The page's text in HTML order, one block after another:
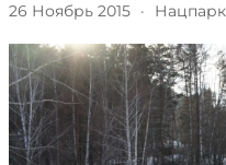
26 Ноябрь 2015 · Нацпарк